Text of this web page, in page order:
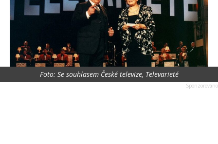
Foto: Se souhlasem České televize, Televarieté